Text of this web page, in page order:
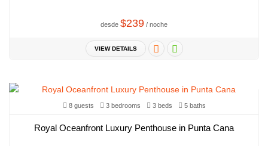
desde $239 / noche
VIEW DETAILS
8 guests 3 bedrooms 3 beds 5 baths
Royal Oceanfront Luxury Penthouse in Punta Cana